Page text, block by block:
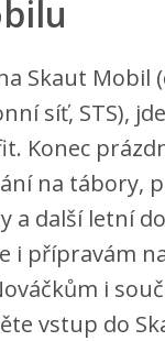
Skaut Mobil
síť, STS),
Konec
na tábory,
a další letní
i přípravám
i
vstup do